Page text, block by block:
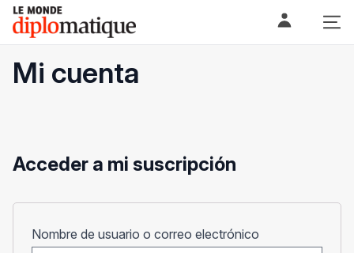
Skip
content
Le monde diplomatique
Mi cuenta
Acceder a mi suscripción
Nombre de usuario o correo electrónico